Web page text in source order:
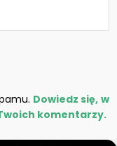
Dowiedz się, w
komentarzy.